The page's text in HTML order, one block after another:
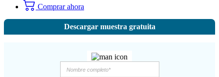
Comprar ahora
Descargar muestra gratuita